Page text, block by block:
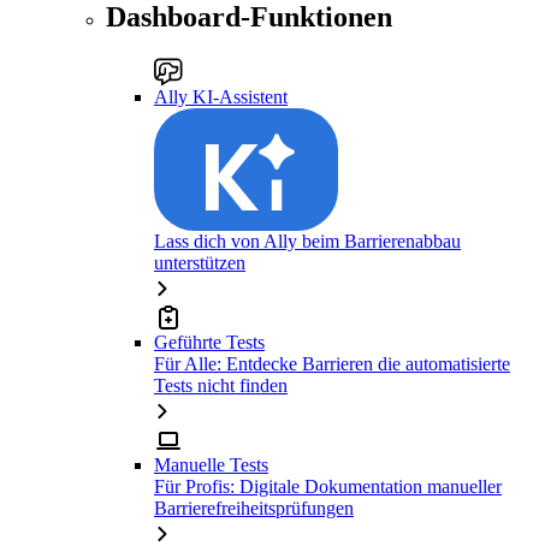
Dashboard-Funktionen
Ally KI-Assistent
Lass dich von Ally beim Barrierenabbau
unterstützen
Geführte Tests
Für Alle: Entdecke Barrieren die automatisierte
Tests nicht finden
Manuelle Tests
Für Profis: Digitale Dokumentation manueller
Barrierefreiheitsprüfungen